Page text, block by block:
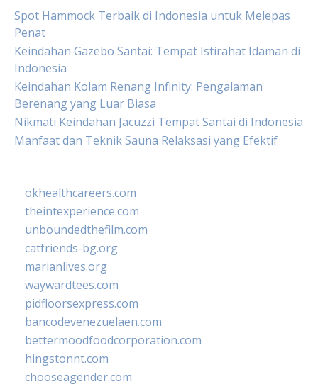
Spot Hammock Terbaik di Indonesia untuk Melepas
Penat
Keindahan Gazebo Santai: Tempat Istirahat Idaman di
Indonesia
Keindahan Kolam Renang Infinity: Pengalaman
Berenang yang Luar Biasa
Nikmati Keindahan Jacuzzi Tempat Santai di Indonesia
Manfaat dan Teknik Sauna Relaksasi yang Efektif
okhealthcareers.com
theintexperience.com
unboundedthefilm.com
catfriends-bg.org
marianlives.org
waywardtees.com
pidfloorsexpress.com
bancodevenezuelaen.com
bettermoodfoodcorporation.com
hingstonnt.com
chooseagender.com